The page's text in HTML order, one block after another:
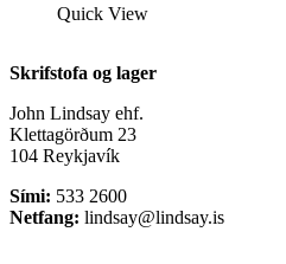
Quick View
Skrifstofa og lager
John Lindsay ehf.
Klettagörðum 23
104 Reykjavík
Sími: 533 2600
Netfang: lindsay@lindsay.is